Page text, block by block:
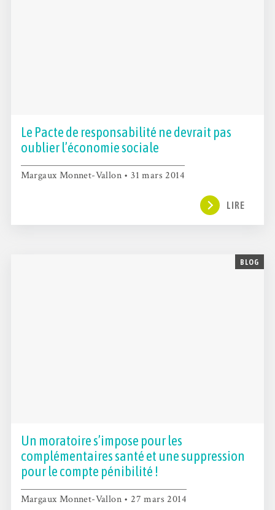
Le Pacte de responsabilité ne devrait pas
oublier l’économie sociale
Margaux Monnet-Vallon • 31 mars 2014
LIRE
BLOG
Un moratoire s’impose pour les
complémentaires santé et une suppression
pour le compte pénibilité !
Margaux Monnet-Vallon • 27 mars 2014